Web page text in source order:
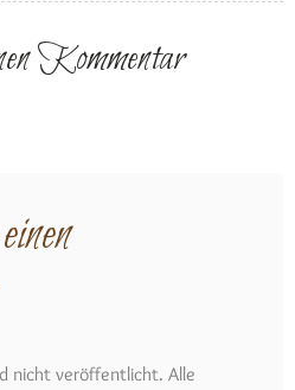
Kommentar
nicht veröffentlicht. Alle